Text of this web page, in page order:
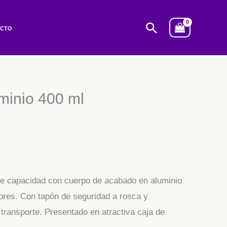
Buscar
400 ml
capacidad con cuerpo de acabado en aluminio
Con tapón de seguridad a rosca y
Presentado en atractiva caja de